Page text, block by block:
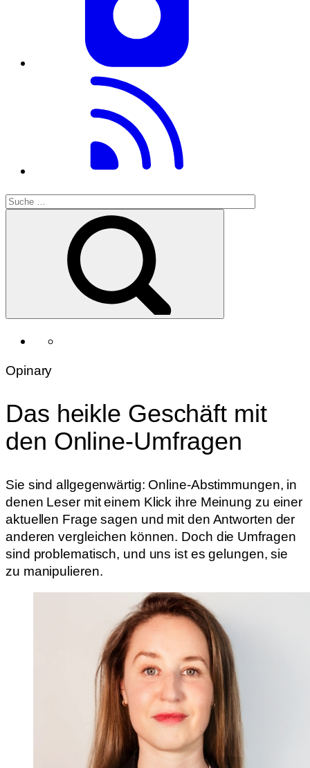
Opinary
Das heikle Geschäft mit
den Online-Umfragen
Sie sind allgegenwärtig: Online-Abstimmungen, in
denen Leser mit einem Klick ihre Meinung zu einer
aktuellen Frage sagen und mit den Antworten der
anderen vergleichen können. Doch die Umfragen
sind problematisch, und uns ist es gelungen, sie
zu manipulieren.